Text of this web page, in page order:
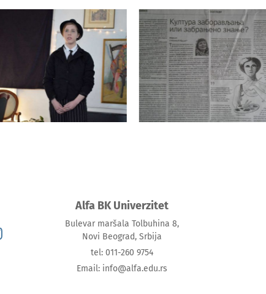
21.03.2019. СВЕТСКИ
ДАН ПОЕЗИЈЕ
Предавање „Жене,
памћење, историја“
доц. др Светлане
Томић
Alfa BK Univerzitet
Bulevar maršala Tolbuhina 8,
Novi Beograd, Srbija
tel: 011-260 9754
Email: info@alfa.edu.rs